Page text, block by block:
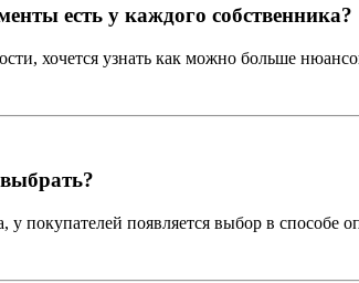
есть у каждого собственника?
хочется узнать как можно больше
покупателей появляется выбор в способе